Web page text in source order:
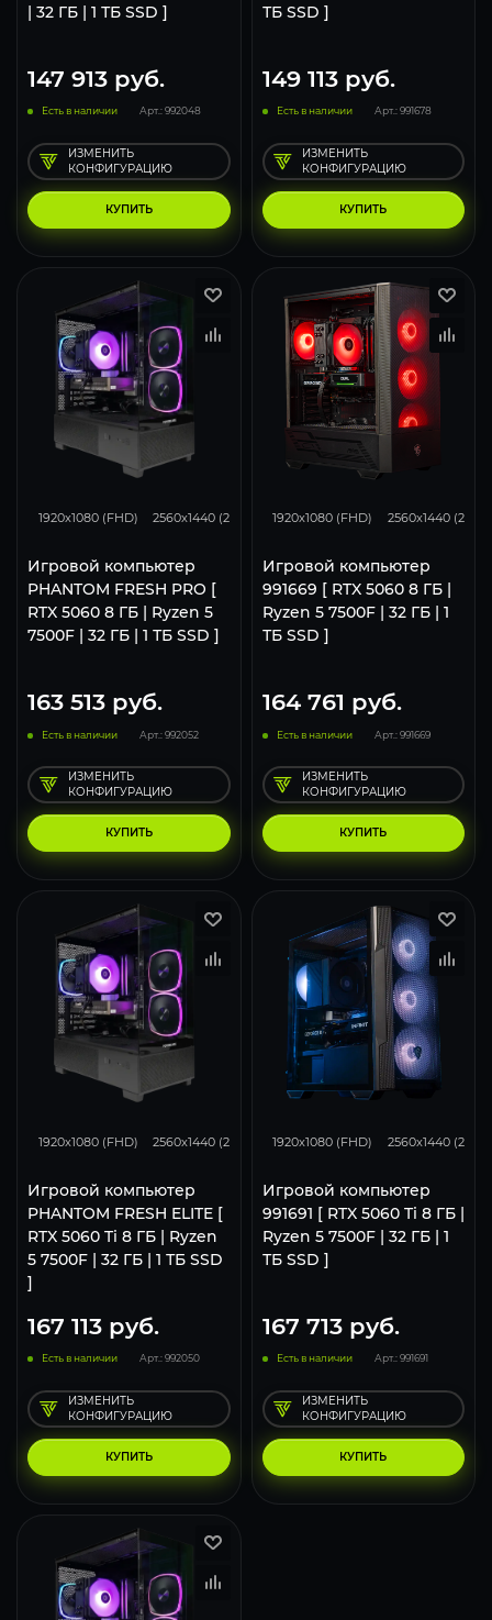
| 32 ГБ | 1 ТБ SSD ]
147 913 руб.
Есть в наличии Арт.: 992048
КУПИТЬ
ИЗМЕНИТЬ
КОНФИГУРАЦИЮ
ТБ SSD ]
149 113руб.
Есть в наличии Арт.: 991678
КУПИТЬ
ИЗМЕНИТЬ
КОНФИГУРАЦИЮ
1920x1080 (FHD) 2560x1440 (2K) 3840x2160 (4K)
Игровой компьютер
PHANTOM FRESH PRO [
RTX 5060 8 ГБ | Ryzen 5
7500F | 32 ГБ | 1 ТБ SSD ]
163 513 руб.
Есть в наличии Арт.: 992052
КУПИТЬ
ИЗМЕНИТЬ
КОНФИГУРАЦИЮ
1920x1080 (FHD) 2560x1440 (2K)
Игровой компьютер
991669 [ RTX 5060 8 ГБ |
Ryzen 5 7500F | 32 ГБ | 1
ТБ SSD ]
164 761 руб.
Есть в наличии Арт.: 991669
КУПИТЬ
ИЗМЕНИТЬ
КОНФИГУРАЦИЮ
1920x1080 (FHD) 2560x1440 (2K) 3840x2160 (4K)
Игровой компьютер
PHANTOM FRESH ELITE [
RTX 5060 Ti 8 ГБ | Ryzen
5 7500F | 32 ГБ | 1 ТБ SSD
]
167 113 руб.
Есть в наличии Арт.: 992050
КУПИТЬ
ИЗМЕНИТЬ
КОНФИГУРАЦИЮ
1920x1080 (FHD) 2560x1440 (2K)
Игровой компьютер
991691 [ RTX 5060 Ti 8 ГБ |
Ryzen 5 7500F | 32 ГБ | 1
ТБ SSD ]
167 713руб.
Есть в наличии Арт.: 991691
КУПИТЬ
ИЗМЕНИТЬ
КОНФИГУРАЦИЮ